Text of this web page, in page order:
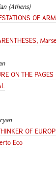
(Athens)
OF
ON THE PAGES
OF
Eco